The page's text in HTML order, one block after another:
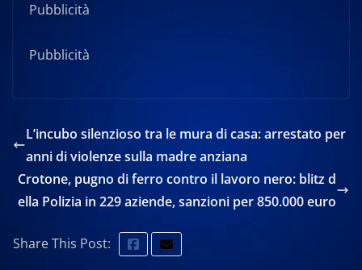
Pubblicità
Pubblicità
L’incubo silenzioso tra le mura di casa: arrestato per
anni di violenze sulla madre anziana
Crotone, pugno di ferro contro il lavoro nero: blitz d
ella Polizia in 229 aziende, sanzioni per 850.000 euro
Share This Post: